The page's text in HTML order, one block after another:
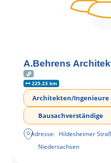
A.Behrens
225.23 km
Architekten/Ingenieure
Bausachverständige
Adresse: Hildesheimer
Niedersachsen